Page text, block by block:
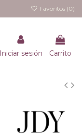
Favoritos (0)
Iniciar sesión Carrito